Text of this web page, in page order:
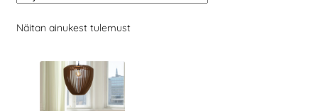
Näitan ainukest tulemust